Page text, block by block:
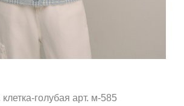
голубая арт. м-585